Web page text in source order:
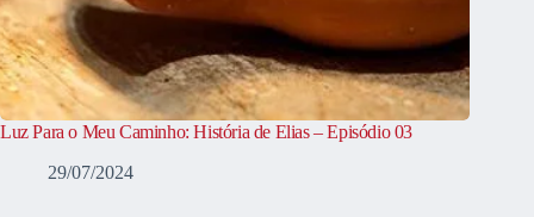
Luz Para o Meu Caminho: História de Elias – Episódio 03
29/07/2024